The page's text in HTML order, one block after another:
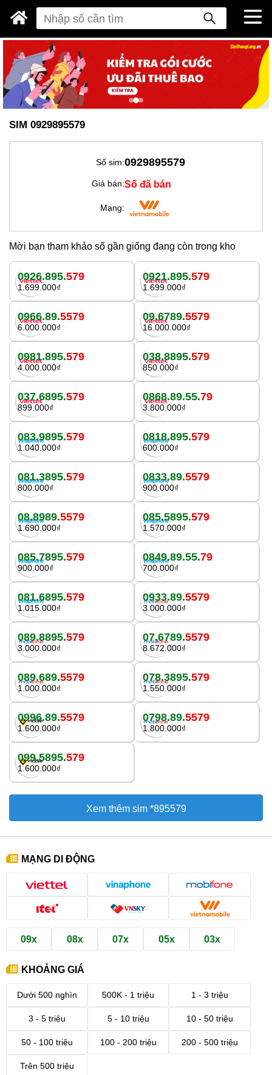
SIM 0929895579
Số sim:0929895579
Giá bán:Số đã bán
Mạng:
Mời bạn tham khảo số gần giống đang còn trong kho
0926.895.579
1.699.000₫
0921.895.579
1.699.000₫
0966.89.5579
6.000.000₫
09.6789.5579
16.000.000₫
0981.895.579
4.000.000₫
038.8895.579
850.000₫
037.6895.579
899.000₫
0868.89.55.79
3.800.000₫
083.9895.579
1.040.000₫
0818.895.579
600.000₫
081.3895.579
800.000₫
0833.89.5579
900.000₫
08.8989.5579
1.690.000₫
085.5895.579
1.570.000₫
085.7895.579
900.000₫
0849.89.55.79
700.000₫
081.6895.579
1.015.000₫
0933.89.5579
3.000.000₫
089.8895.579
3.000.000₫
07.6789.5579
8.672.000₫
089.689.5579
1.000.000₫
078.3895.579
1.550.000₫
0996.89.5579
1.600.000₫
0798.89.5579
1.800.000₫
099.5895.579
1.600.000₫
Xem thêm sim *895579
MẠNG DI ĐỘNG
09x 08x 07x 05x 03x
KHOẢNG GIÁ
Dưới 500 nghìn 500K - 1 triệu 1 - 3 triệu
3 - 5 triệu 5 - 10 triệu 10 - 50 triệu
50 - 100 triệu 100 - 200 triệu 200 - 500 triệu
Trên 500 triệu